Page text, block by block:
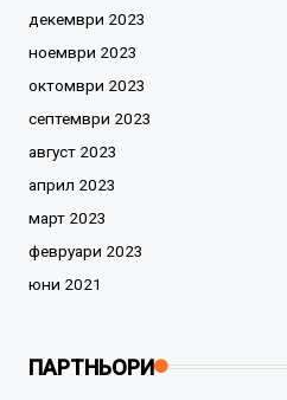
декември 2023
ноември 2023
октомври 2023
септември 2023
август 2023
април 2023
март 2023
февруари 2023
юни 2021
ПАРТНЬОРИ